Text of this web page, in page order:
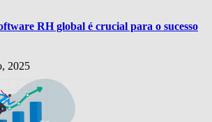
RH global é crucial para o sucesso
2025